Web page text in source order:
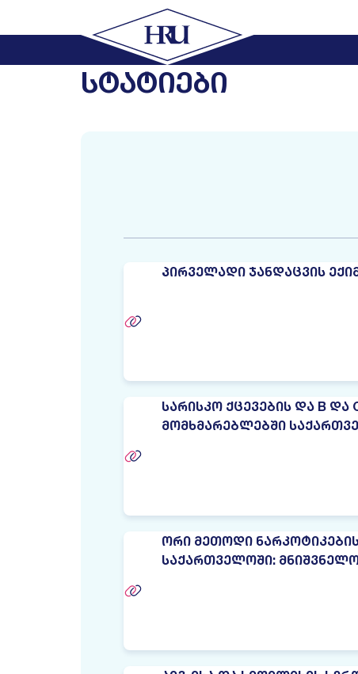
ᲡᲢᲐᲢᲘᲔᲑᲘ
ᲞᲘᲠᲕᲔᲚᲐᲓᲘ ᲯᲐᲜᲓᲐᲪᲕᲘᲡ
ᲡᲐᲠᲘᲡᲙᲝ ᲥᲪᲔᲕᲔᲑᲘᲡ ᲓᲐ B ᲓᲐ
ᲛᲝᲛᲮᲛᲐᲠᲔᲑᲚᲔᲑᲨᲘ
ᲝᲠᲘ ᲛᲔᲗᲝᲓᲘ
ᲡᲐᲥᲐᲠᲗᲕᲔᲚᲝᲨᲘ: